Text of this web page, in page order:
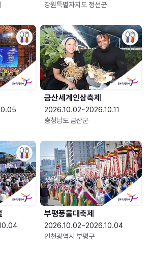
강원특별자치도 정선군
금산세계인삼축제
2026.10.02~2026.10.11
충청남도 금산군
부평풍물대축제
2026.10.02~2026.10.04
인천광역시 부평구